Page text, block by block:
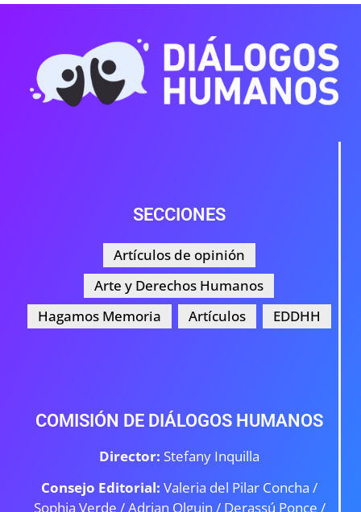
SECCIONES
Artículos de opinión
Arte y Derechos Humanos
Hagamos Memoria
Artículos EDDHH
COMISIÓN DE DIÁLOGOS HUMANOS
Director: Stefany Inquilla
Consejo Editorial: Valeria del Pilar Concha /
Sophia Verde /Adrian Olguin / Derassú Ponce /